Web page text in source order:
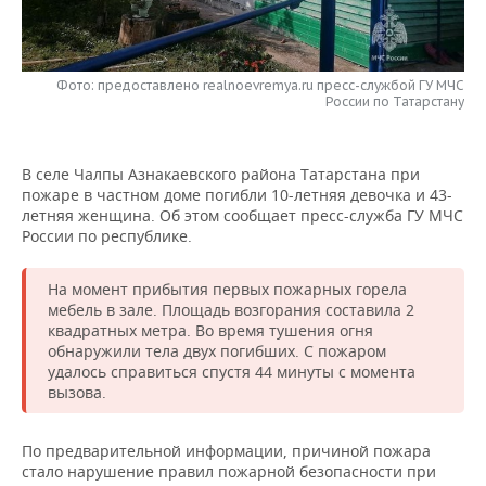
НЕФТЕХИМИЯ
НЕФТЬ
РОЗНИЧНАЯ ТОРГОВЛЯ
ТРАНСПОРТ
НОВОСТИ ТЕХНОЛОГИЙ
ТЕЛЕКОММУНИКАЦИИ
МЕРОПРИЯТИЯ
НОВОСТИ МЕРОПРИЯТИЙ
БИЗНЕС-БРАНЧИ
ONLINE-КОНФЕРЕНЦИИ
ОТКРЫТАЯ ЛЕКЦИЯ
СПОРТ
ФУТБОЛ
ХОККЕЙ
БАСКЕТБОЛ
ВОЛЕЙБОЛ
КИБЕРСПОРТ
НОВОСТИ ОБЩЕСТВА
ВЛАСТЬ
ИНФРАСТРУКТУРА
ИСТОРИЯ
КУЛЬТУРА
ФОТОГАЛЕРЕЯ
СЮЖЕТЫ
СПРАВОЧНИК
СПИСОК ПЕРСОН
СПИСОК КОМПАНИЙ
ПОЛНАЯ ВЕРСИЯ
Фото: предоставлено realnoevremya.ru пресс-службой ГУ МЧС
России по Татарстану
В селе Чалпы Азнакаевского района Татарстана при
пожаре в частном доме погибли 10-летняя девочка и 43-
летняя женщина. Об этом сообщает пресс-служба ГУ МЧС
России по республике.
На момент прибытия первых пожарных горела
мебель в зале. Площадь возгорания составила 2
квадратных метра. Во время тушения огня
обнаружили тела двух погибших. С пожаром
удалось справиться спустя 44 минуты с момента
вызова.
По предварительной информации, причиной пожара
стало нарушение правил пожарной безопасности при